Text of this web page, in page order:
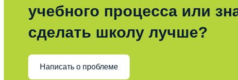
учебного процесса или
сделать школу лучше?
Написать о проблеме